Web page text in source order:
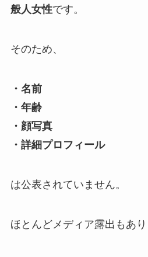
般人女性です。
そのため、
・名前
・年齢
・顔写真
・詳細プロフィール
は公表されていません。
ほとんどメディア露出もあり